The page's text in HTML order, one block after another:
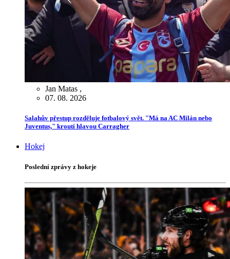
Jan Matas ,
07. 08. 2026
Salahův přestup rozděluje fotbalový svět. "Má na AC Milán nebo
Juventus," kroutí hlavou Carragher
Hokej
Poslední zprávy z hokeje